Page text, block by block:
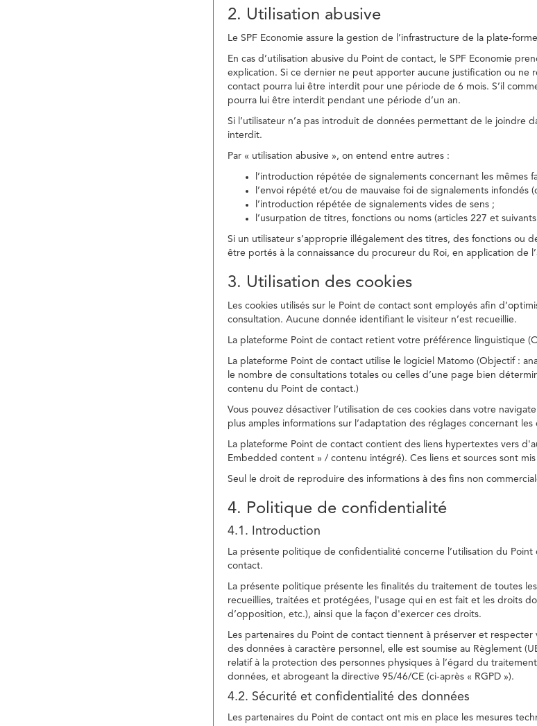
2. Utilisation abusive
Le SPF Economie assure la gestion de l’infrastructure de la plate-
En cas d’utilisation abusive du Point de contact, le SPF Economie
explication. Si ce dernier ne peut apporter aucune justification ou ne
contact pourra lui être interdit pour une période de 6 mois. S’il
pourra lui être interdit pendant une période d’un an.
Si l’utilisateur n’a pas introduit de données permettant de le joindre
interdit.
Par « utilisation abusive », on entend entre autres :
l’introduction répétée de signalements concernant les mêmes
l’envoi répété et/ou de mauvaise foi de signalements infondés
l’introduction répétée de signalements vides de sens ;
l’usurpation de titres, fonctions ou noms (articles 227 et
Si un utilisateur s’approprie illégalement des titres, des fonctions ou
être portés à la connaissance du procureur du Roi, en application de
3. Utilisation des cookies
Les cookies utilisés sur le Point de contact sont employés afin
consultation. Aucune donnée identifiant le visiteur n’est recueillie.
La plateforme Point de contact retient votre préférence linguistique
La plateforme Point de contact utilise le logiciel Matomo (Objectif :
le nombre de consultations totales ou celles d’une page bien
contenu du Point de contact.)
Vous pouvez désactiver l’utilisation de ces cookies dans votre
plus amples informations sur l’adaptation des réglages concernant
La plateforme Point de contact contient des liens hypertextes vers
Embedded content » / contenu intégré). Ces liens et sources sont
Seul le droit de reproduire des informations à des fins non
4. Politique de confidentialité
4.1. Introduction
La présente politique de confidentialité concerne l’utilisation du
contact.
La présente politique présente les finalités du traitement de toutes
recueillies, traitées et protégées, l'usage qui en est fait et les droits
d’opposition, etc.), ainsi que la façon d'exercer ces droits.
Les partenaires du Point de contact tiennent à préserver et
des données à caractère personnel, elle est soumise au Règlement
relatif à la protection des personnes physiques à l’égard du
données, et abrogeant la directive 95/46/CE (ci-après « RGPD »).
4.2. Sécurité et confidentialité des données
Les partenaires du Point de contact ont mis en place les mesures